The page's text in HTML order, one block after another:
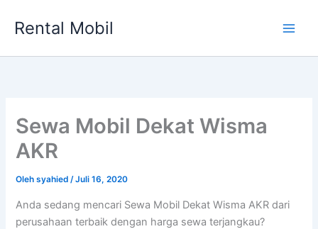
Rental Mobil
Sewa Mobil Dekat Wisma
AKR
Olehsyahied/Juli 16, 2020
Anda sedang mencari Sewa Mobil Dekat Wisma AKR dari
perusahaan terbaik dengan harga sewa terjangkau?